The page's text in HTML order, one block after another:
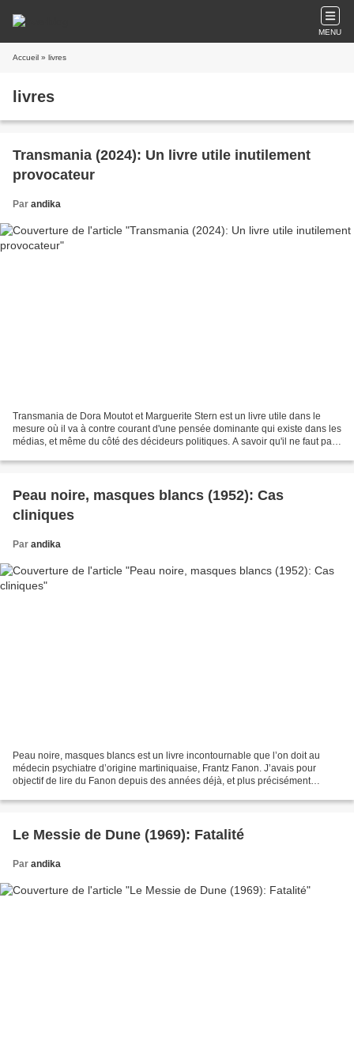
MENU
Accueil » livres
livres
Transmania (2024): Un livre utile inutilement
provocateur
Par andika
Transmania de Dora Moutot et Marguerite Stern est un livre utile dans le
mesure où il va à contre courant d'une pensée dominante qui existe dans les
médias, et même du côté des décideurs politiques. A savoir qu'il ne faut pas
Peau noire, masques blancs (1952): Cas
cliniques
Par andika
Peau noire, masques blancs est un livre incontournable que l’on doit au
médecin psychiatre d’origine martiniquaise, Frantz Fanon. J’avais pour
objectif de lire du Fanon depuis des années déjà, et plus précisément
Le Messie de Dune (1969): Fatalité
Par andika